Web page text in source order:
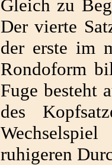
Gleich zu
Der vierte
der erste im
Rondoform
Fuge besteht
des
ruhigeren